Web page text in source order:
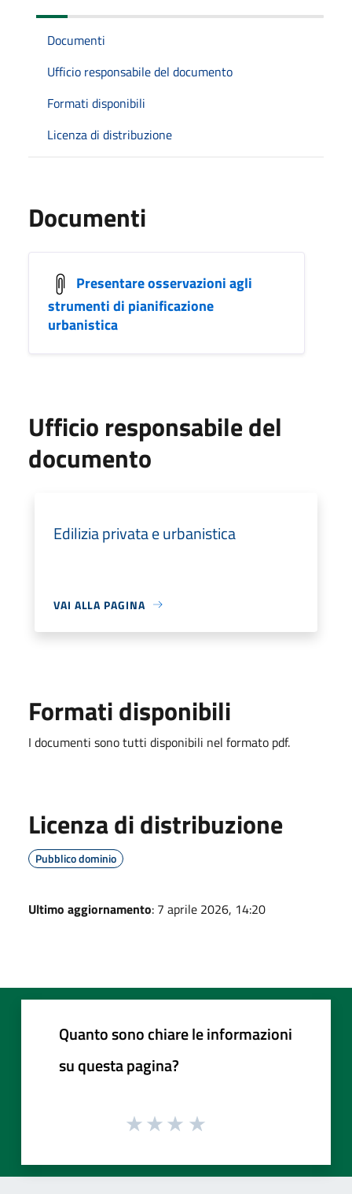
Documenti
Ufficio responsabile del documento
Formati disponibili
Licenza di distribuzione
Documenti
Presentare osservazioni agli
strumenti di pianificazione
urbanistica
Ufficio responsabile del
documento
Edilizia privata e urbanistica
VAI ALLA PAGINA
Formati disponibili
I documenti sono tutti disponibili nel formato pdf.
Licenza di distribuzione
Pubblico dominio
Ultimo aggiornamento: 7 aprile 2026, 14:20
Quanto sono chiare le informazioni
su questa pagina?